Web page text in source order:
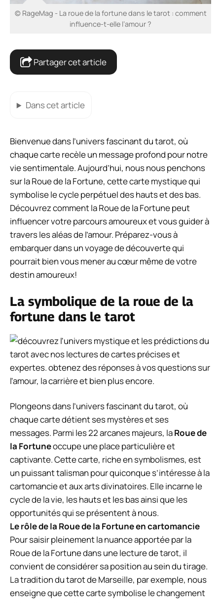
© RageMag - La roue de la fortune dans le tarot : comment
influence-t-elle l’amour ?
Partager cet article
Dans cet article
Bienvenue dans l’univers fascinant du tarot, où
chaque carte recèle un message profond pour notre
vie sentimentale. Aujourd’hui, nous nous penchons
sur la Roue de la Fortune, cette carte mystique qui
symbolise le cycle perpétuel des hauts et des bas.
Découvrez comment la Roue de la Fortune peut
influencer votre parcours amoureux et vous guider à
travers les aléas de l’amour. Préparez-vous à
embarquer dans un voyage de découverte qui
pourrait bien vous mener au cœur même de votre
destin amoureux!
La symbolique de la roue de la
fortune dans le tarot
Plongeons dans l’univers fascinant du tarot, où
chaque carte détient ses mystères et ses
messages. Parmi les 22 arcanes majeurs, laRoue de
la Fortuneoccupe une place particulière et
captivante. Cette carte, riche en symbolismes, est
un puissant talisman pour quiconque s’intéresse à la
cartomancie et aux arts divinatoires. Elle incarne le
cycle de la vie, les hauts et les bas ainsi que les
opportunités qui se présentent à nous.
Le rôle de la Roue de la Fortune en cartomancie
Pour saisir pleinement la nuance apportée par la
Roue de la Fortune dans une lecture de tarot, il
convient de considérer sa position au sein du tirage.
La tradition du tarot de Marseille, par exemple, nous
enseigne que cette carte symbolise le changement